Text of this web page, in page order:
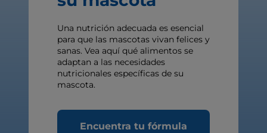
Una nutrición adecuada es esencial
para que las mascotas vivan felices y
sanas. Vea aquí qué alimentos se
adaptan a las necesidades
nutricionales específicas de su
mascota.
Encuentra tu fórmula